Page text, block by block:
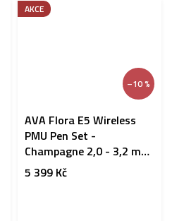
AKCE
–10 %
AVA Flora E5 Wireless
PMU Pen Set -
Champagne 2,0 - 3,2 mm
zdvih (rozbaleno)
5 399 Kč